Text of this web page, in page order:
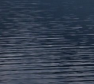
Zum
Inhalt
springen